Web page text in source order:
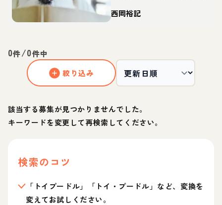
どんな犬？性格・特
徴・育て方・迎え方
西岡裕記
0件/0件中
絞り込み
該当する募集が見つかりませんでした。
キーワードを変更して再検索してください。
検索のコツ
「トイプードル」「トイ・プードル」など、変換を
変えてお試しください。